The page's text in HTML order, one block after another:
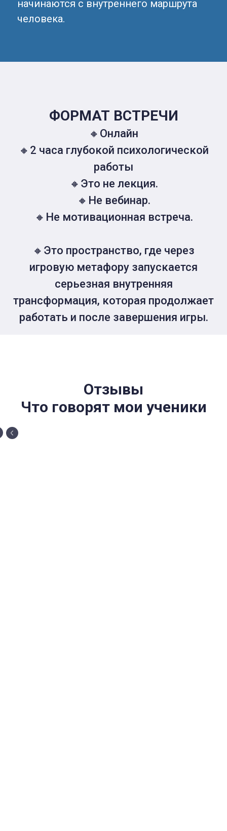
начинаются с внутреннего маршрута
человека.
ФОРМАТ ВСТРЕЧИ
🔸Онлайн
🔸2 часа глубокой психологической
работы
🔸Это не лекция.
🔸Не вебинар.
🔸Не мотивационная встреча.
🔸Это пространство, где через
игровую метафору запускается
серьезная внутренняя
трансформация, которая продолжает
работать и после завершения игры.
Отзывы
Что говорят мои ученики